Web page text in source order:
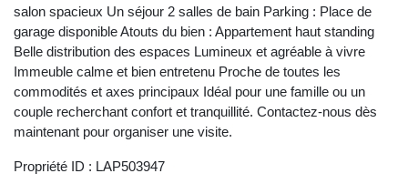
salon spacieux Un séjour 2 salles de bain Parking : Place de
garage disponible Atouts du bien : Appartement haut standing
Belle distribution des espaces Lumineux et agréable à vivre
Immeuble calme et bien entretenu Proche de toutes les
commodités et axes principaux Idéal pour une famille ou un
couple recherchant confort et tranquillité. Contactez-nous dès
maintenant pour organiser une visite.
Propriété ID : LAP503947